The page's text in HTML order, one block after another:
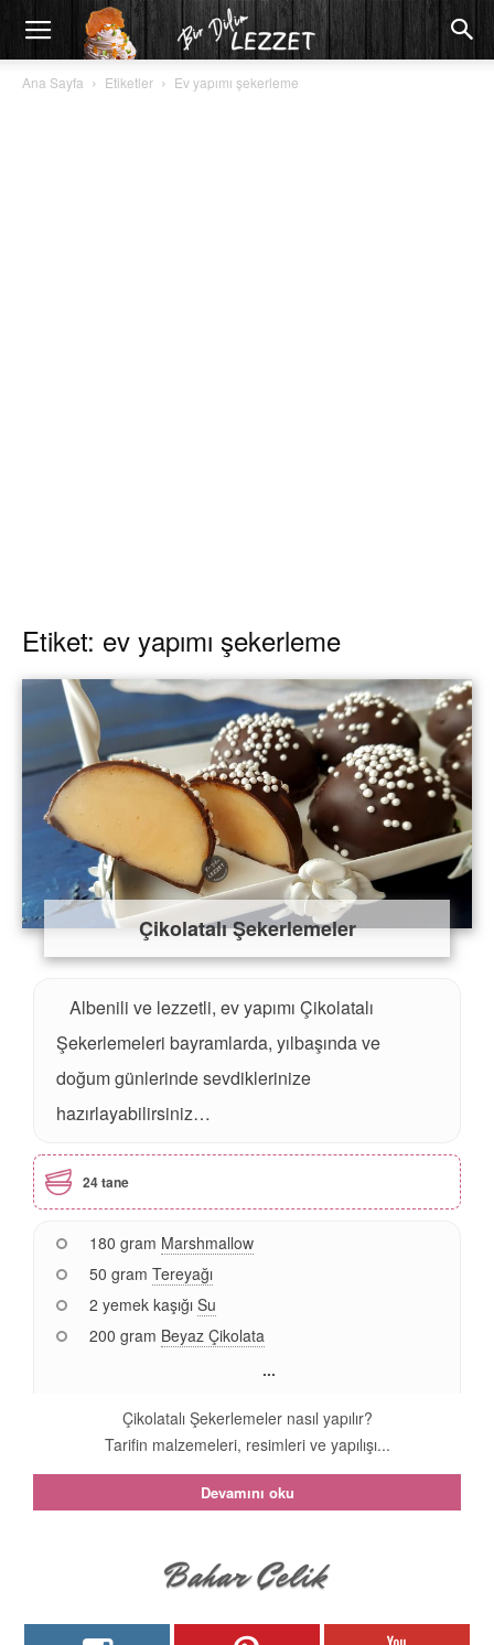
Ana Sayfa Etiketler Ev yapımı şekerleme
Etiket: ev yapımı şekerleme
Çikolatalı Şekerlemeler
Albenili ve lezzetli, ev yapımı Çikolatalı
Şekerlemeleri bayramlarda, yılbaşında ve
doğum günlerinde sevdiklerinize
hazırlayabilirsiniz…
24 tane
180 gram Marshmallow
50 gram Tereyağı
2 yemek kaşığı Su
200 gram Beyaz Çikolata
...
Çikolatalı Şekerlemeler nasıl yapılır?
Tarifin malzemeleri, resimleri ve yapılışı...
Devamını oku